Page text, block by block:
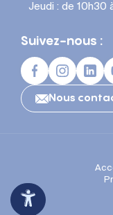
Jeudi : de 10h30
Suivez-nous :
Nous